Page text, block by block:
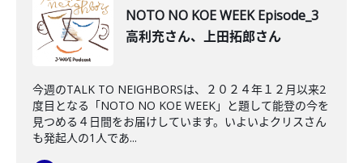
NOTO NO KOE WEEK Episode_3
高利充さん、上田拓郎さん
今週のTALK TO NEIGHBORSは、２０２４年１２月以来2
度目となる「NOTO NO KOE WEEK」と題して能登の今を
見つめる４日間をお届けしています。いよいよクリスさん
も発起人の1人であ...